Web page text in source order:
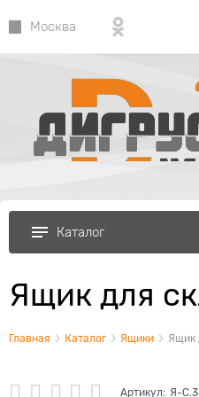
Москва
Каталог
Ящик для
Главная Каталог Ящики Ящик
Артикул: Я-